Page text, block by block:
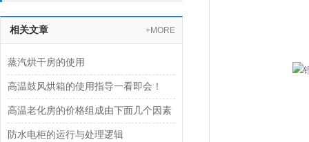
相关文章 +MORE
蒸汽烘干房的使用
高温鼓风烘箱的使用指导一看即会！
高温老化房的价格组成由下面几个因素
防水电柜的运行与处理逻辑